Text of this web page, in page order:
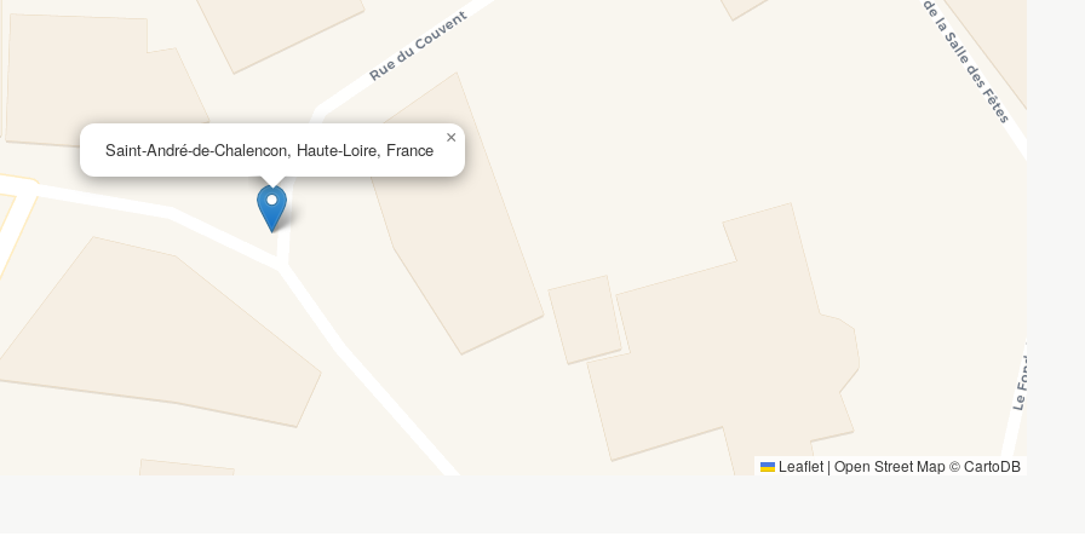
Saint-André-de-Chalencon, Haute-Loire, France
×
Leaflet | Open Street Map ©CartoDB